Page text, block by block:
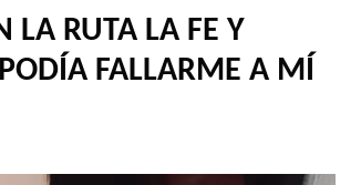
LA RUTA LA FE Y
FALLARME A MÍ